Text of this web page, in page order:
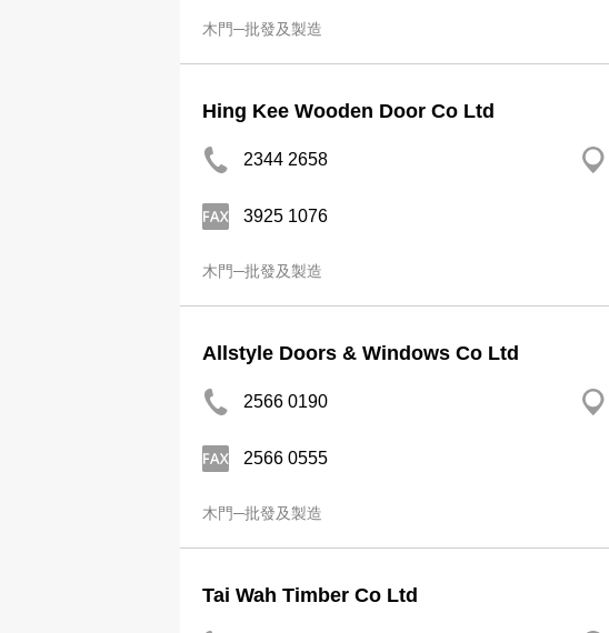
木門─批發及製造
Hing Kee Wooden Door Co Ltd
2344 2658
3925 1076
木門─批發及製造
Allstyle Doors & Windows Co Ltd
2566 0190
2566 0555
木門─批發及製造
Tai Wah Timber Co Ltd